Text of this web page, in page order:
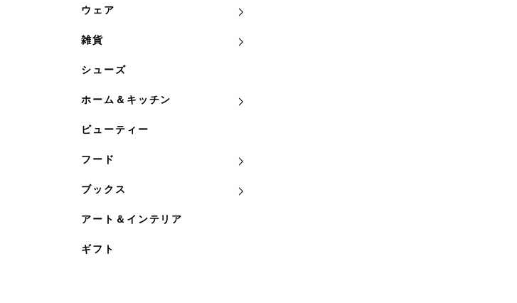
ウェア
雑貨
シューズ
ホーム＆キッチン
ビューティー
フード
ブックス
アート＆インテリア
ギフト